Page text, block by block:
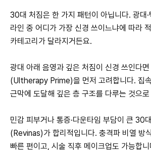
30대 처짐은 한 가지 패턴이 아닙니다. 광대·
라인 중 어디가 가장 신경 쓰이느냐에 따라
카테고리가 달라지거든요.
광대 아래 음영과 깊은 처짐이 신경 쓰인다
(Ultherapy Prime)을 먼저 고려합니다. 집
근막에 도달해 깊은 층 구조를 다루는 것으
민감 피부거나 통증·다운타임 부담이 큰 30
(Revinas)가 합리적입니다. 충격파 비열 방
빠른 편이고, 시술 직후 메이크업도 가능합